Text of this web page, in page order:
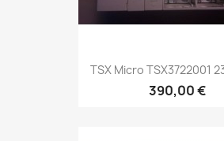
TSX Micro TSX3722001
390,00 €